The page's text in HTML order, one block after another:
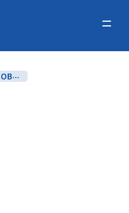
USLUGA U OBLASTI GEOTEHNIČKIH RADOVA ZA POTREBE IZGRADNJE SOLARNE FOTONAPONSKE ELEKTRANE NA LOKACIJI FSK ELEMIR